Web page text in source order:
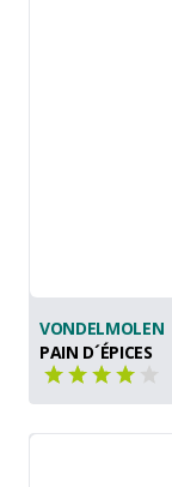
VONDELMOLEN
PAIN D´ÉPICES